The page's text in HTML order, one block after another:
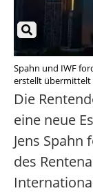
Spahn und IWF
erstellt übermittelt
Die
eine neue
Jens
des